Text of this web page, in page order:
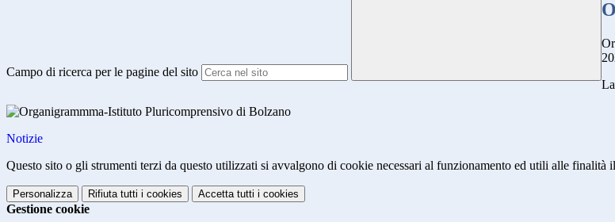
Campo di ricerca per le pagine del sito
Notizie
Questo sito o gli strumenti terzi da questo utilizzati si avvalgono di cookie necessari al funzionamento ed utili alle finalità
Personalizza Rifiuta tutti i cookies Accetta tutti i cookies
Gestione cookie